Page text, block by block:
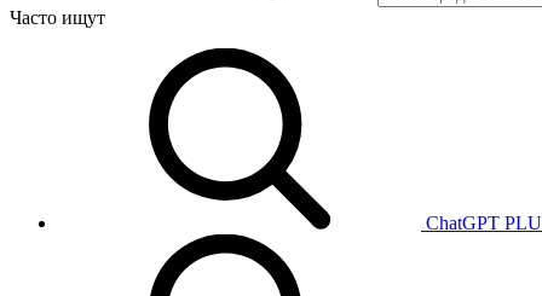
Часто ищут
ChatGPT